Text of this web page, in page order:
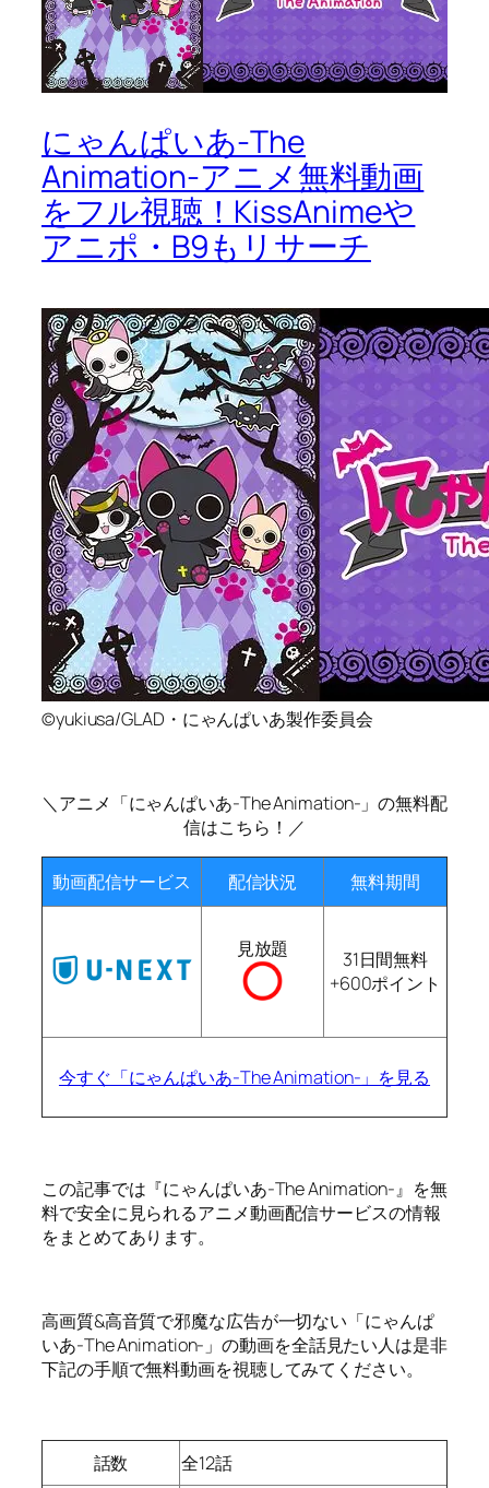
にゃんぱいあ-The
Animation-アニメ無料動画
をフル視聴！KissAnimeや
アニポ・B9もリサーチ
©yukiusa/GLAD・にゃんぱいあ製作委員会
＼アニメ「にゃんぱいあ-The Animation-」の無料配
信はこちら！／
動画配信サービス 配信状況 無料期間
見放題
31日間無料
+600ポイント
今すぐ「にゃんぱいあ-The Animation-」を見る
この記事では『にゃんぱいあ-The Animation-』を無
料で安全に見られるアニメ動画配信サービスの情報
をまとめてあります。
高画質&高音質で邪魔な広告が一切ない「にゃんぱ
いあ-The Animation-」の動画を全話見たい人は是非
下記の手順で無料動画を視聴してみてください。
話数 全12話